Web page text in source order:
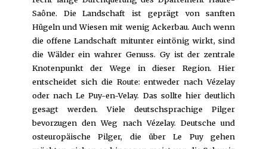
Saône. Die Landschaft ist geprägt von sanften
Hügeln und Wiesen mit wenig Ackerbau. Auch wenn
die offene Landschaft mitunter eintönig wirkt, sind
die Wälder ein wahrer Genuss. Gy ist der zentrale
Knotenpunkt der Wege in dieser Region. Hier
entscheidet sich die Route: entweder nach Vézelay
oder nach Le Puy-en-Velay. Das sollte hier deutlich
gesagt werden. Viele deutschsprachige Pilger
bevorzugen den Weg nach Vézelay. Deutsche und
osteuropäische Pilger, die über Le Puy gehen